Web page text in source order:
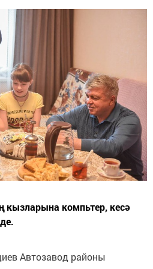
компьтер, кесә
Автозавод районы